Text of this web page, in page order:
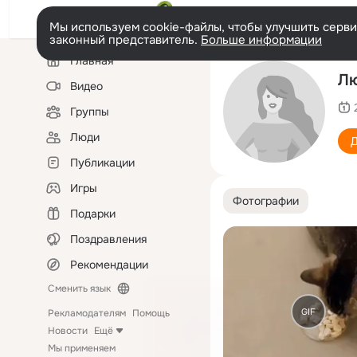
Мы используем cookie-файлы, чтобы улучшить
законный представитель. Больше информации
Левая
колонкаГлавная
Видео
Группы
Люди
Публикации
Игры
Подарки
Поздравления
Рекомендации
Сменить язык
Рекламодателям Помощь
Новости Ещё
Мы применяем
Фотографии
GIF